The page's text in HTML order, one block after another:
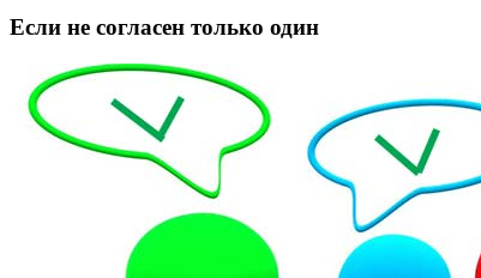
Если не согласен только один